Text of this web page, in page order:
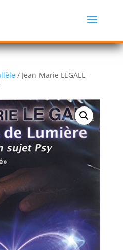
/ Jean-Marie LEGALL –